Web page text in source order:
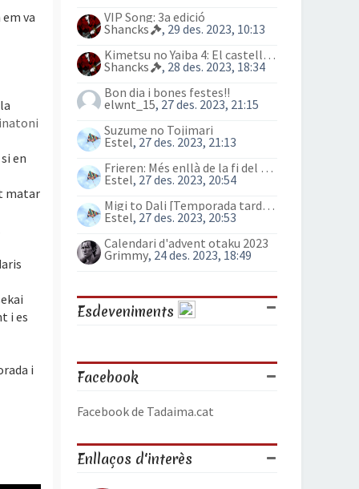
va
en
matar
i es
i
VIP Song: 3a edició
Shancks
, 29 des. 2023, 10:13
Kimetsu no Yaiba 4: El castell Infinit
Shancks
, 28 des. 2023, 18:34
Bon dia i bones festes!!
elwnt_15, 27 des. 2023, 21:15
Suzume no Tojimari
Estel, 27 des. 2023, 21:13
Frieren: Més enllà de la fi del viatge (anime)
Estel, 27 des. 2023, 20:54
Migi to Dali [Temporada tardor 2023]
Estel, 27 des. 2023, 20:53
Calendari d'advent otaku 2023
Grimmy, 24 des. 2023, 18:49
Esdeveniments
Facebook
Facebook de Tadaima.cat
Enllaços d'interès